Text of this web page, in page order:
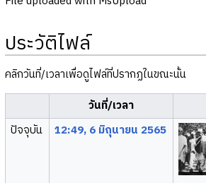
ประวัติไฟล์
คลิกวันที่/เวลาเพื่อดูไฟล์ที่ปรากฏในขณะนั้น
วันที่/เวลา
ปัจจุบัน
12:49, 6 มิถุนายน 2565